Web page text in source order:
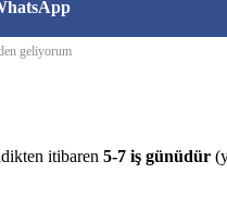
geliyorum
itibaren 5-7 iş günüdür